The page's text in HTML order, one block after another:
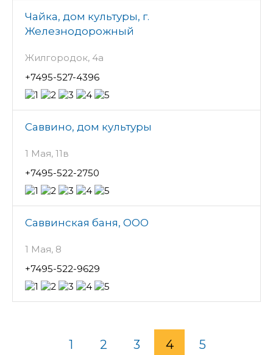
Чайка, дом культуры, г.
Железнодорожный
Жилгородок, 4а
+7495-527-4396
Саввино, дом культуры
1 Мая, 11в
+7495-522-2750
Саввинская баня, ООО
1 Мая, 8
+7495-522-9629
1 2 3 4 5